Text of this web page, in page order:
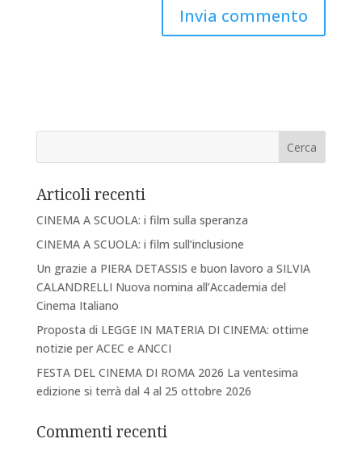
Articoli recenti
CINEMA A SCUOLA: i film sulla speranza
CINEMA A SCUOLA: i film sull’inclusione
Un grazie a PIERA DETASSIS e buon lavoro a SILVIA
CALANDRELLI Nuova nomina all’Accademia del
Cinema Italiano
Proposta di LEGGE IN MATERIA DI CINEMA: ottime
notizie per ACEC e ANCCI
FESTA DEL CINEMA DI ROMA 2026 La ventesima
edizione si terrà dal 4 al 25 ottobre 2026
Commenti recenti